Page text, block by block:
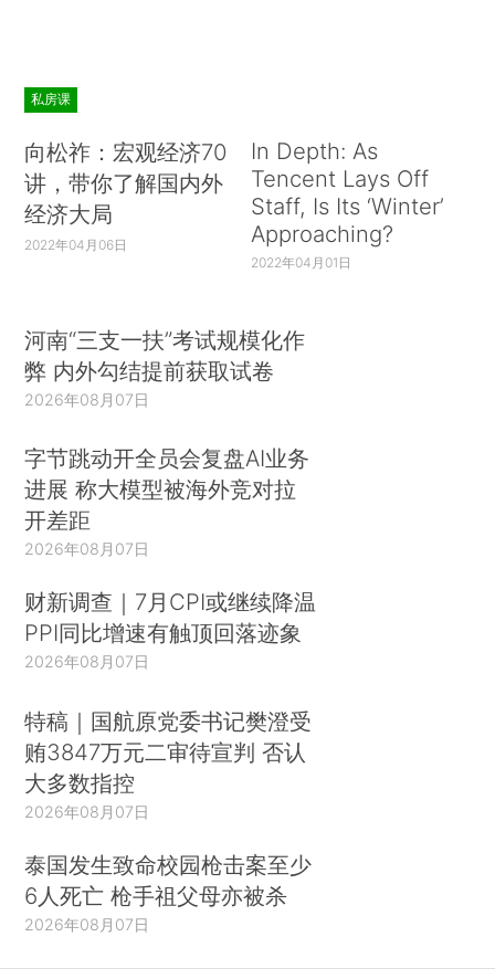
私房课
向松祚：宏观经济70
讲，带你了解国内外
经济大局
2022年04月06日
In Depth: As
Tencent Lays Off
Staff, Is Its ‘Winter’
Approaching?
2022年04月01日
河南“三支一扶”考试规模化作
弊 内外勾结提前获取试卷
2026年08月07日
字节跳动开全员会复盘AI业务
进展 称大模型被海外竞对拉
开差距
2026年08月07日
财新调查｜7月CPI或继续降温
PPI同比增速有触顶回落迹象
2026年08月07日
特稿｜国航原党委书记樊澄受
贿3847万元二审待宣判 否认
大多数指控
2026年08月07日
泰国发生致命校园枪击案至少
6人死亡 枪手祖父母亦被杀
2026年08月07日